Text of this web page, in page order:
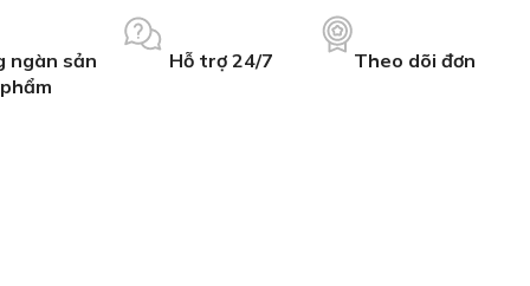
ngàn sản
phẩm
Hỗ trợ 24/7 Theo dõi đơn